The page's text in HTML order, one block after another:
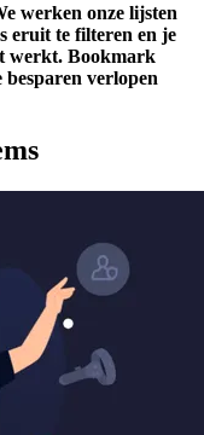
werken onze lijsten
eruit te filteren en je
werkt. Bookmark
besparen verlopen